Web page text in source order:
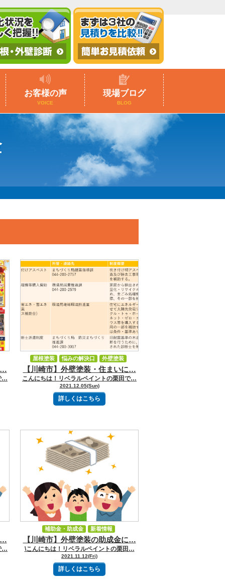
お客様の声
VOICE
現場ブログ
BLOG
…
…
【川崎市】外壁塗装・住まいに…
こんにちは！リベラルペイントの栗田で…
2021.12.05(Sun)
詳しくはこちら
屋根塗装 悩みの解決口
外壁塗装
補助金・助成金
新着情報
イベント・キャンペーン
…
…
【川崎市】外壁塗装の助成金に…
\こんにちは！リベラルペイントの栗田…
2021.11.12(Fri)
詳しくはこちら
補助金・助成金
新着情報
イベント・キャンペーン